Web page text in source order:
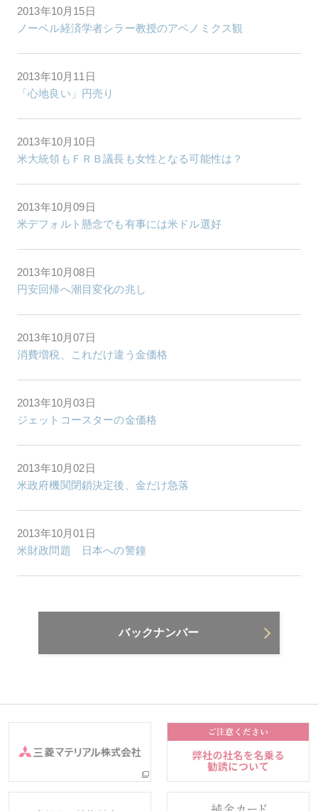
2013年10月15日
ノーベル経済学者シラー教授のアベノミクス観
2013年10月11日
「心地良い」円売り
2013年10月10日
米大統領もＦＲＢ議長も女性となる可能性は？
2013年10月09日
米デフォルト懸念でも有事には米ドル選好
2013年10月08日
円安回帰へ潮目変化の兆し
2013年10月07日
消費増税、これだけ違う金価格
2013年10月03日
ジェットコースターの金価格
2013年10月02日
米政府機関閉鎖決定後、金だけ急落
2013年10月01日
米財政問題 日本への警鐘
バックナンバー